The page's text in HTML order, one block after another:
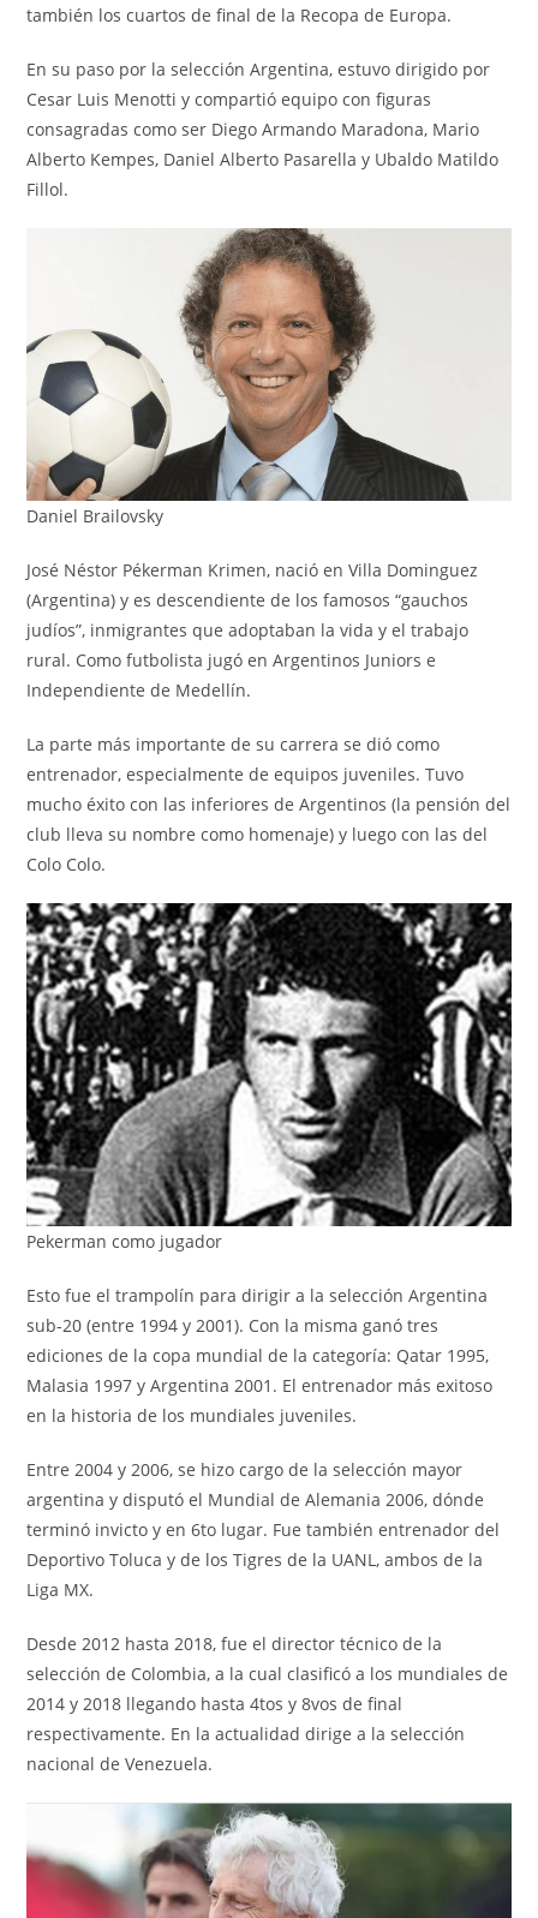
también los cuartos de final de la Recopa de Europa.
En su paso por la selección Argentina, estuvo dirigido por
Cesar Luis Menotti y compartió equipo con figuras
consagradas como ser Diego Armando Maradona, Mario
Alberto Kempes, Daniel Alberto Pasarella y Ubaldo Matildo
Fillol.
Daniel Brailovsky
José Néstor Pékerman Krimen, nació en Villa Dominguez
(Argentina) y es descendiente de los famosos “gauchos
judíos”, inmigrantes que adoptaban la vida y el trabajo
rural. Como futbolista jugó en Argentinos Juniors e
Independiente de Medellín.
La parte más importante de su carrera se dió como
entrenador, especialmente de equipos juveniles. Tuvo
mucho éxito con las inferiores de Argentinos (la pensión del
club lleva su nombre como homenaje) y luego con las del
Colo Colo.
Pekerman como jugador
Esto fue el trampolín para dirigir a la selección Argentina
sub-20 (entre 1994 y 2001). Con la misma ganó tres
ediciones de la copa mundial de la categoría: Qatar 1995,
Malasia 1997 y Argentina 2001. El entrenador más exitoso
en la historia de los mundiales juveniles.
Entre 2004 y 2006, se hizo cargo de la selección mayor
argentina y disputó el Mundial de Alemania 2006, dónde
terminó invicto y en 6to lugar. Fue también entrenador del
Deportivo Toluca y de los Tigres de la UANL, ambos de la
Liga MX.
Desde 2012 hasta 2018, fue el director técnico de la
selección de Colombia, a la cual clasificó a los mundiales de
2014 y 2018 llegando hasta 4tos y 8vos de final
respectivamente. En la actualidad dirige a la selección
nacional de Venezuela.